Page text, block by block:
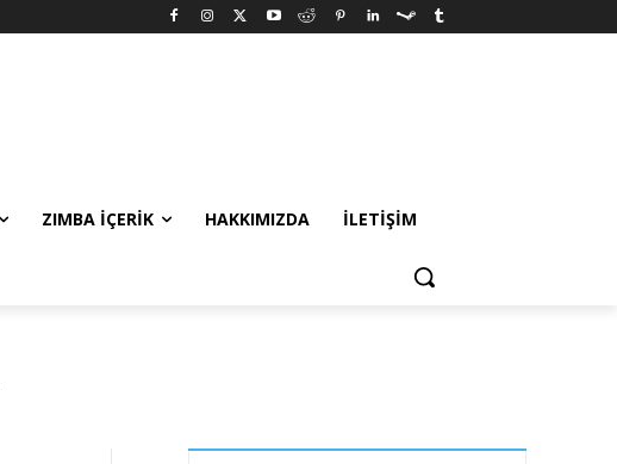
ZIMBA İÇERIK HAKKIMIZDA İLETIŞIM